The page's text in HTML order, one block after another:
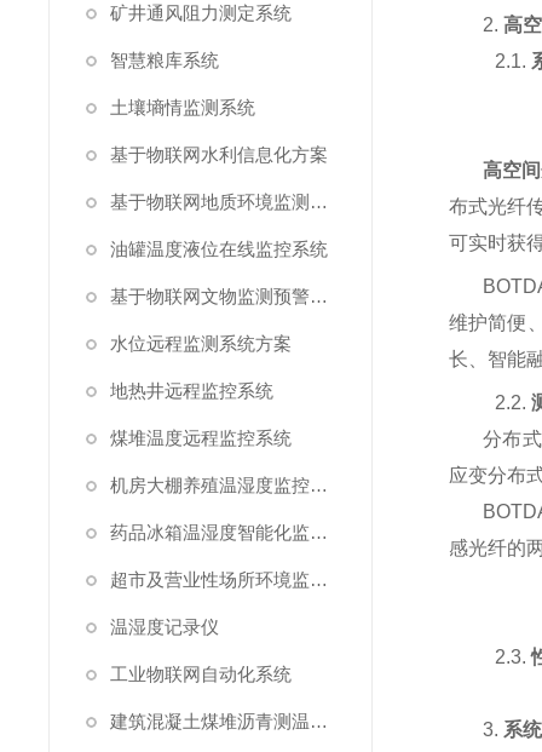
矿井通风阻力测定系统
智慧粮库系统
土壤墒情监测系统
基于物联网水利信息化方案
基于物联网地质环境监测预警方案
油罐温度液位在线监控系统
基于物联网文物监测预警解决方案
水位远程监测系统方案
地热井远程监控系统
煤堆温度远程监控系统
机房大棚养殖温湿度监控系统
药品冰箱温湿度智能化监控系统方案
超市及营业性场所环境监测系统
温湿度记录仪
工业物联网自动化系统
建筑混凝土煤堆沥青测温系统
2.高
2.1.
高空
布式光纤
可实时获
维护简便
长、智能
2.2.
分布
应变分布
感光纤的
2.3.
3. 系